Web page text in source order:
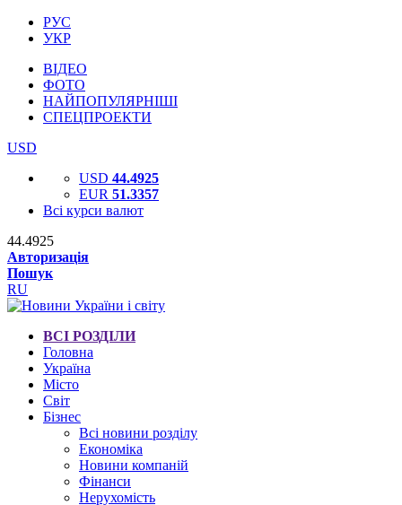
РУС
УКР
ВІДЕО
ФОТО
НАЙПОПУЛЯРНІШІ
СПЕЦПРОЕКТИ
USD
USD 44.4925
EUR 51.3357
Всі курси валют
44.4925
Авторизація
Пошук
RU
ВСІ РОЗДІЛИ
Головна
Україна
Місто
Світ
Бізнес
Всі новини розділу
Економіка
Новини компаній
Фінанси
Нерухомість